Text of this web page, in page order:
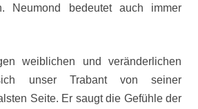
Neumond bedeutet auch immer
weiblichen und veränderlichen
unser Trabant von seiner
Seite. Er saugt die Gefühle der